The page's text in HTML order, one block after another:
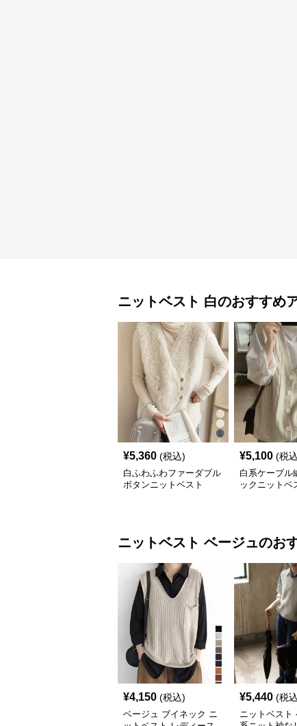
ニットベスト 白のおすすめ
¥5,360 (税込)
白ふわふわファーダブル
ボタンニットベスト
¥5,100 (税
白系ケーブル
ックニットベ
ニットベスト ベージュのお
¥4,150 (税込)
ベージュ ブイネック ニ
¥5,440 (税
ニットベスト